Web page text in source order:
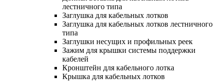
лестничного типа
Заглушка для кабельных лотков
Заглушка для кабельных лотков лестничного
типа
Заглушки несущих и профильных реек
Зажим для крышки системы поддержки
кабелей
Кронштейн для кабельного лотка
Крышка для кабельных лотков